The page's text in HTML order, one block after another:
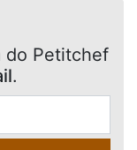
do Petitchef
.